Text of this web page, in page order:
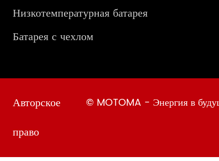
Низкотемпературная батарея
Батарея с чехлом
Авторское
право
© MOTOMA - Энергия в